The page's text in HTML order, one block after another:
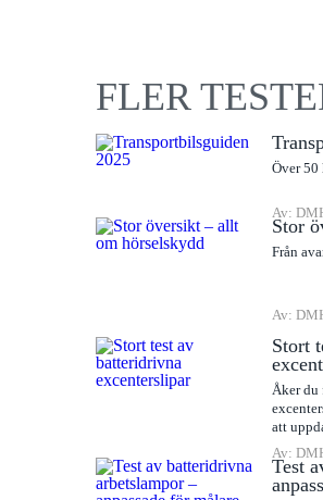
FLER
Över
Av:
Stor
Från
Av:
Stort
Åker du
att
Av:
Test